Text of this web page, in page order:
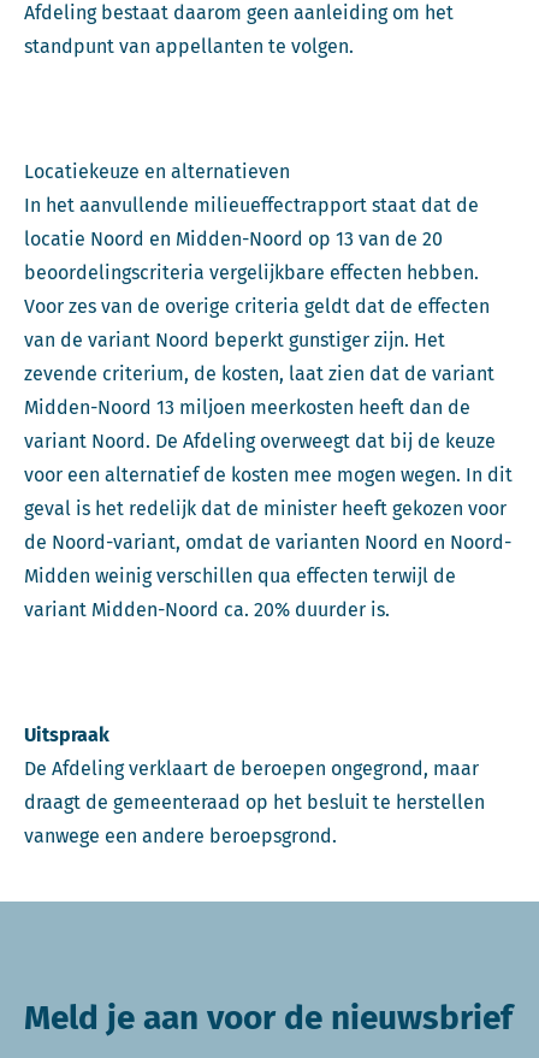
Afdeling bestaat daarom geen aanleiding om het
standpunt van appellanten te volgen.
Locatiekeuze en alternatieven
In het aanvullende milieueffectrapport staat dat de
locatie Noord en Midden-Noord op 13 van de 20
beoordelingscriteria vergelijkbare effecten hebben.
Voor zes van de overige criteria geldt dat de effecten
van de variant Noord beperkt gunstiger zijn. Het
zevende criterium, de kosten, laat zien dat de variant
Midden-Noord 13 miljoen meerkosten heeft dan de
variant Noord. De Afdeling overweegt dat bij de keuze
voor een alternatief de kosten mee mogen wegen. In dit
geval is het redelijk dat de minister heeft gekozen voor
de Noord-variant, omdat de varianten Noord en Noord-
Midden weinig verschillen qua effecten terwijl de
variant Midden-Noord ca. 20% duurder is.
Uitspraak
De Afdeling verklaart de beroepen ongegrond, maar
draagt de gemeenteraad op het besluit te herstellen
vanwege een andere beroepsgrond.
Meld je aan voor de nieuwsbrief